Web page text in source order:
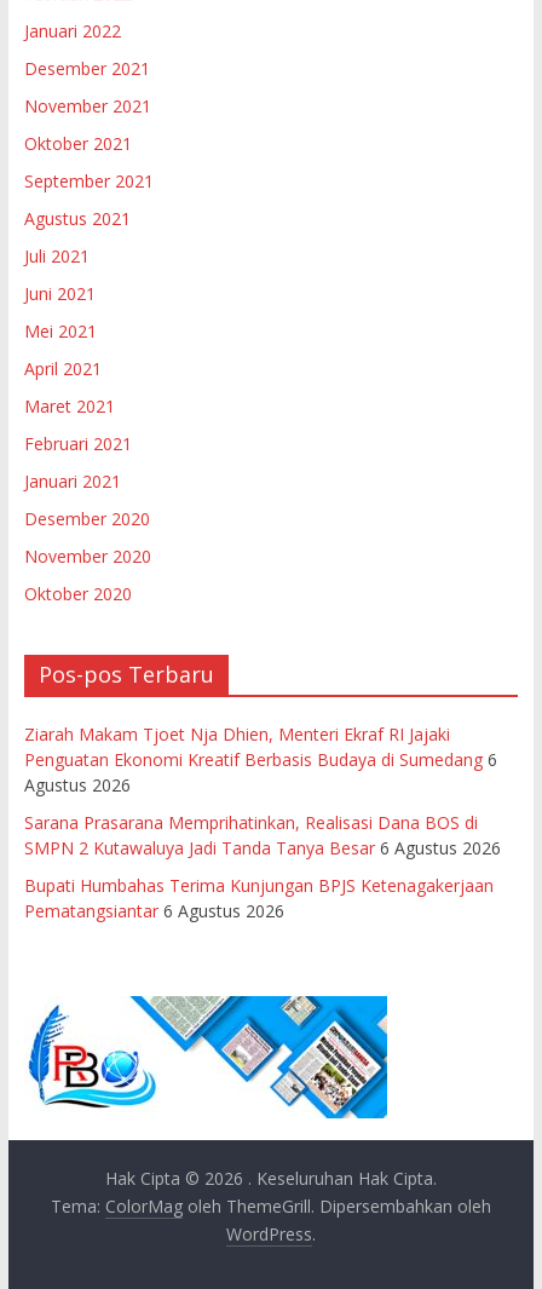
Januari 2022
Desember 2021
November 2021
Oktober 2021
September 2021
Agustus 2021
Juli 2021
Juni 2021
Mei 2021
April 2021
Maret 2021
Februari 2021
Januari 2021
Desember 2020
November 2020
Oktober 2020
Pos-pos Terbaru
Ziarah Makam Tjoet Nja Dhien, Menteri Ekraf RI Jajaki
Penguatan Ekonomi Kreatif Berbasis Budaya di Sumedang 6
Agustus 2026
Sarana Prasarana Memprihatinkan, Realisasi Dana BOS di
SMPN 2 Kutawaluya Jadi Tanda Tanya Besar 6 Agustus 2026
Bupati Humbahas Terima Kunjungan BPJS Ketenagakerjaan
Pematangsiantar 6 Agustus 2026
Hak Cipta © 2026 . Keseluruhan Hak Cipta.
Tema: ColorMagoleh ThemeGrill. Dipersembahkan oleh
WordPress.